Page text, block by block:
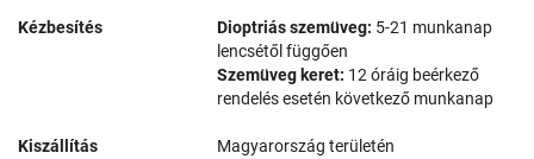
Kézbesítés Dioptriás szemüveg: 5-21 munkanap
lencsétől függően
Szemüveg keret: 12 óráig beérkező
rendelés esetén következő munkanap
Kiszállítás Magyarország területén